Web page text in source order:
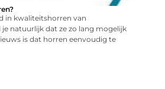
in kwaliteitshorren van
natuurlijk dat ze zo lang mogelijk
is dat horren eenvoudig te